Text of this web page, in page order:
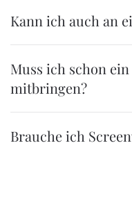
Kann ich auch an
Muss ich schon
mitbringen?
Brauche ich